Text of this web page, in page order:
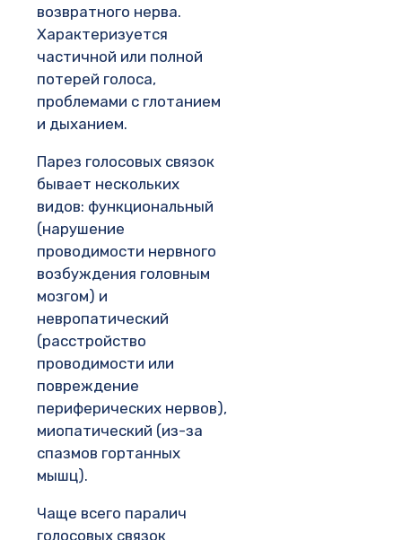
возвратного нерва.
Характеризуется
частичной или полной
потерей голоса,
проблемами с глотанием
и дыханием.
Парез голосовых связок
бывает нескольких
видов: функциональный
(нарушение
проводимости нервного
возбуждения головным
мозгом) и
невропатический
(расстройство
проводимости или
повреждение
периферических нервов),
миопатический (из-за
спазмов гортанных
мышц).
Чаще всего паралич
голосовых связок